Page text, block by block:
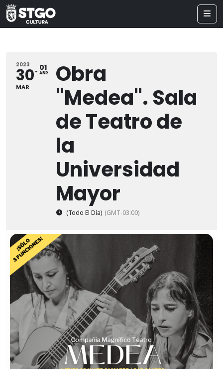
2023
30
MAR
01
ABR
Obra
"Medea". Sala
de Teatro de
la
Universidad
Mayor
(Todo El Día) (GMT-03:00)